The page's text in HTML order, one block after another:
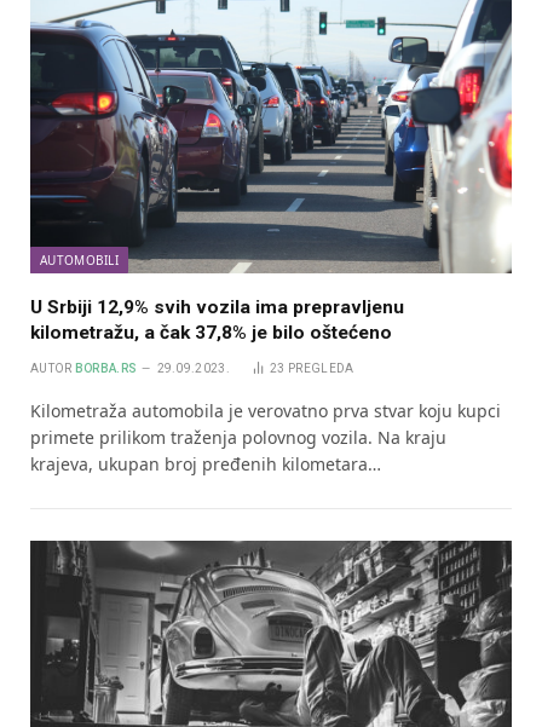
AUTOMOBILI
U Srbiji 12,9% svih vozila ima prepravljenu
kilometražu, a čak 37,8% je bilo oštećeno
AUTOR BORBA.RS 29.09.2023. 23 PREGLEDA
Kilometraža automobila je verovatno prva stvar koju kupci
primete prilikom traženja polovnog vozila. Na kraju
krajeva, ukupan broj pređenih kilometara…